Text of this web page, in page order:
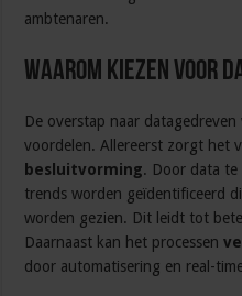
ambtenaren.
Waarom kiezen voor
De overstap naar
voordelen. Allereerst zorgt het
besluitvorming. Door data te
trends worden geïdentificeerd
worden gezien. Dit leidt tot
Daarnaast kan het processen
door automatisering en real-